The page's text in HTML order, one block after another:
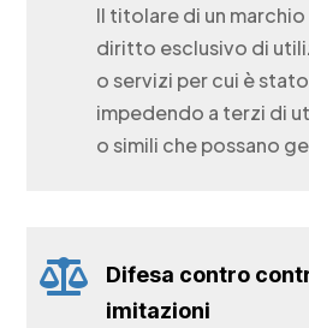
Il titolare di un
diritto esclusivo di
o servizi per cui è
impedendo a terzi di
o simili che possano

Difesa contro
imitazioni